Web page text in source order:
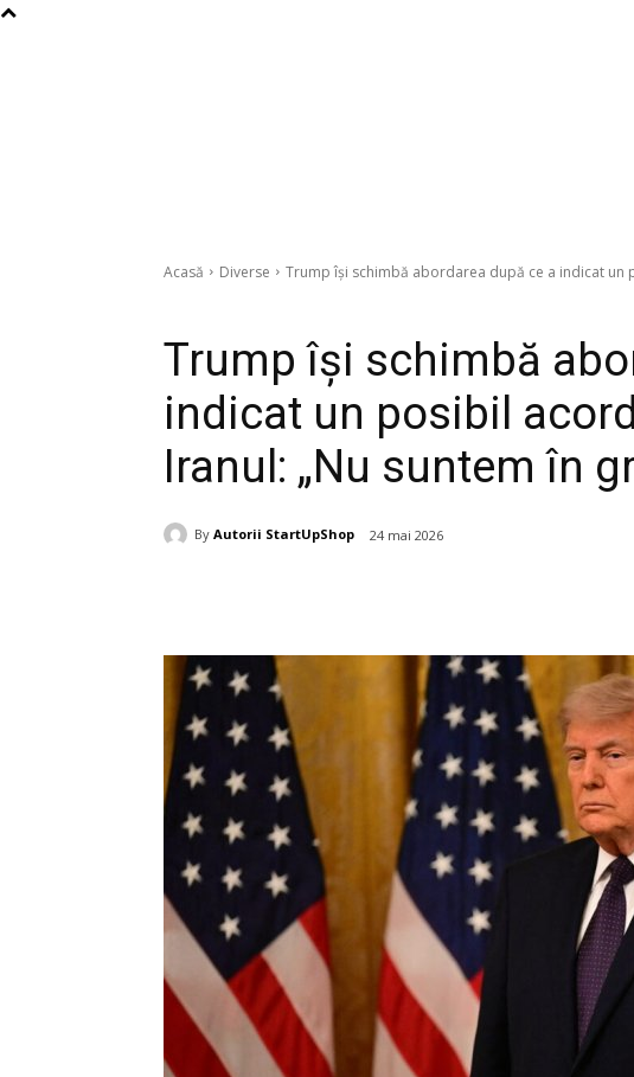
Acasă Diverse Trump își schimbă abordarea după ce a indicat un
Trump își schimbă
indicat un posibil
Iranul: „Nu suntem în
By Autorii StartUpShop 24 mai 2026